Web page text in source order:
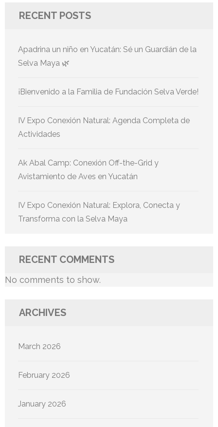
RECENT POSTS
Apadrina un niño en Yucatán: Sé un Guardián de la
Selva Maya 🌿
¡Bienvenido a la Familia de Fundación Selva Verde!
IV Expo Conexión Natural: Agenda Completa de
Actividades
Ak Abal Camp: Conexión Off-the-Grid y
Avistamiento de Aves en Yucatán
IV Expo Conexión Natural: Explora, Conecta y
Transforma con la Selva Maya
RECENT COMMENTS
No comments to show.
ARCHIVES
March 2026
February 2026
January 2026